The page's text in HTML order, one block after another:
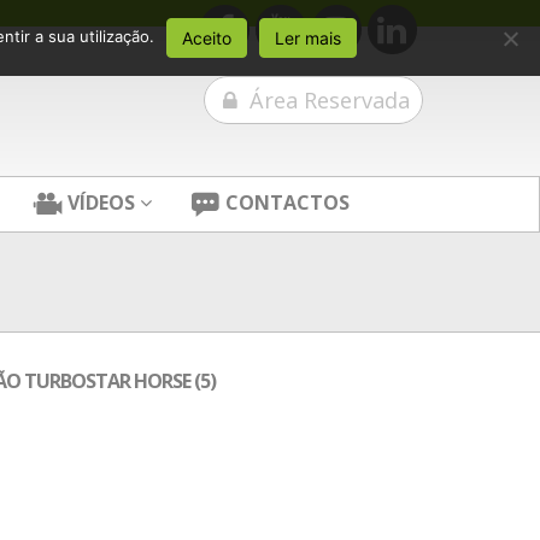
Área Reservada
VÍDEOS CONTACTOS
TURBOSTAR HORSE (5)
a sua utilização. Aceito Ler mais